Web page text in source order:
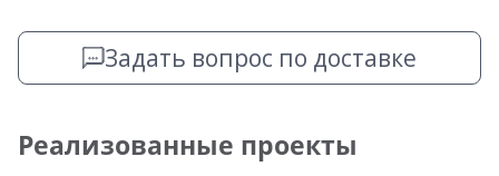
Задать вопрос по доставке
Реализованные проекты